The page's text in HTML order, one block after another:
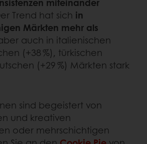
miteinander
Trend hat sich in
Märkten mehr als
auch in italienischen
(+38 %), türkischen
(+29 %) Märkten stark
sind begeistert von
und kreativen
oder mehrschichtigen